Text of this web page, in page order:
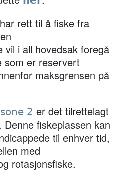
rett til å fiske fra
vil i all hovedsak foregå
som er reservert
maksgrensen på
2 er det tilrettelagt
fiskeplassen kan
til enhver tid,
med
rotasjonsfiske.